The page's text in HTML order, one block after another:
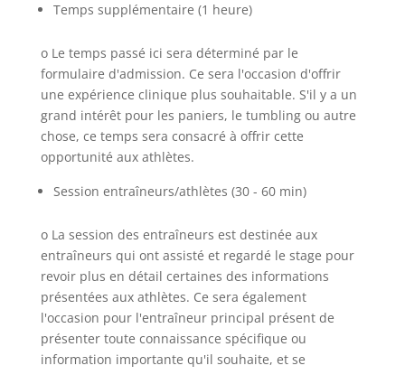
Temps supplémentaire (1 heure)
o Le temps passé ici sera déterminé par le
formulaire d'admission. Ce sera l'occasion d'offrir
une expérience clinique plus souhaitable. S'il y a un
grand intérêt pour les paniers, le tumbling ou autre
chose, ce temps sera consacré à offrir cette
opportunité aux athlètes.
Session entraîneurs/athlètes (30 - 60 min)
o La session des entraîneurs est destinée aux
entraîneurs qui ont assisté et regardé le stage pour
revoir plus en détail certaines des informations
présentées aux athlètes. Ce sera également
l'occasion pour l'entraîneur principal présent de
présenter toute connaissance spécifique ou
information importante qu'il souhaite, et se